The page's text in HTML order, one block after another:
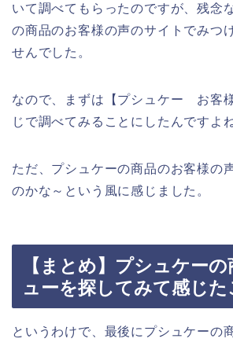
いて調べてもらったのですが、残念
の商品のお客様の声のサイトでみつ
せんでした。
なので、まずは【プシュケー お客
じで調べてみることにしたんですよね
ただ、プシュケーの商品のお客様の
のかな～という風に感じました。
【まとめ】プシュケー
ューを探してみて感じた
というわけで、最後にプシュケーの